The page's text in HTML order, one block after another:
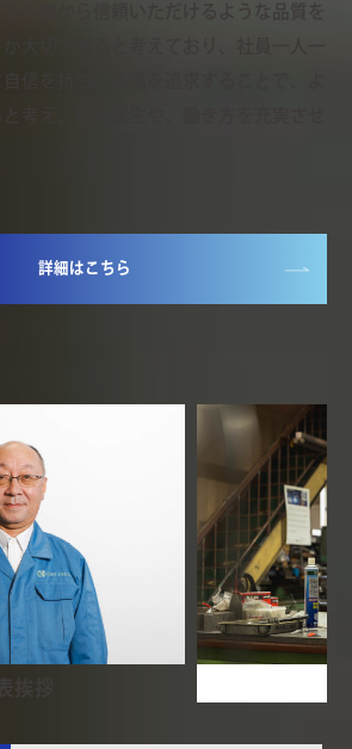
ント様から信頼いただけるような品質を
詳細はこちら